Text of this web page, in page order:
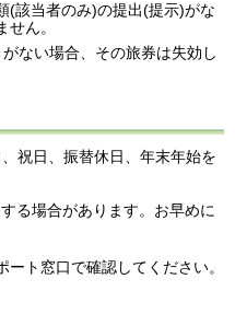
(該当者のみ)の提出(提示)がな
ん。
ない場合、その旅券は失効し
祝日、振替休日、年末年始を
る場合があります。お早めに
ト窓口で確認してください。